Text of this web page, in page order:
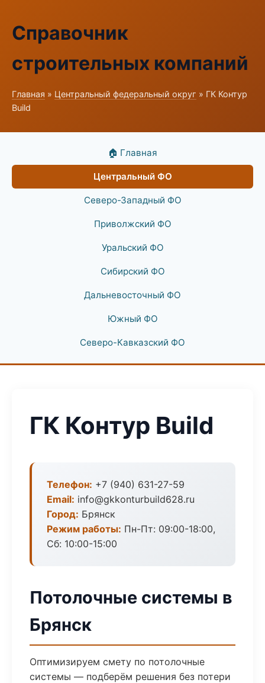
Справочник
строительных компаний
Главная » Центральный федеральный округ » ГК Контур
Build
🏠 Главная
Центральный ФО
Северо-Западный ФО
Приволжский ФО
Уральский ФО
Сибирский ФО
Дальневосточный ФО
Южный ФО
Северо-Кавказский ФО
ГК Контур Build
Телефон: +7 (940) 631-27-59
Email: info@gkkonturbuild628.ru
Город: Брянск
Режим работы: Пн-Пт: 09:00-18:00,
Сб: 10:00-15:00
Потолочные системы в
Брянск
Оптимизируем смету по потолочные
системы — подберём решения без потери